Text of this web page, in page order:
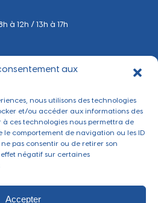
aux
nous utilisons des technologies
et/ou accéder aux informations des
à ces technologies nous permettra de
le comportement de navigation ou les ID
pas consentir ou de retirer son
négatif sur certaines
Accepter
à 12h / 13h à 17h